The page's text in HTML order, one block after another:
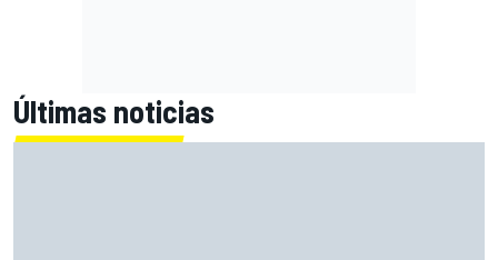
Últimas noticias